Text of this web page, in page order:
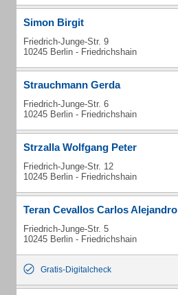
Simon Birgit
Friedrich-Junge-Str. 9
10245 Berlin - Friedrichshain
Strauchmann Gerda
Friedrich-Junge-Str. 6
10245 Berlin - Friedrichshain
Strzalla Wolfgang Peter
Friedrich-Junge-Str. 12
10245 Berlin - Friedrichshain
Teran Cevallos Carlos Alejandro
Friedrich-Junge-Str. 5
10245 Berlin - Friedrichshain
Gratis-Digitalcheck